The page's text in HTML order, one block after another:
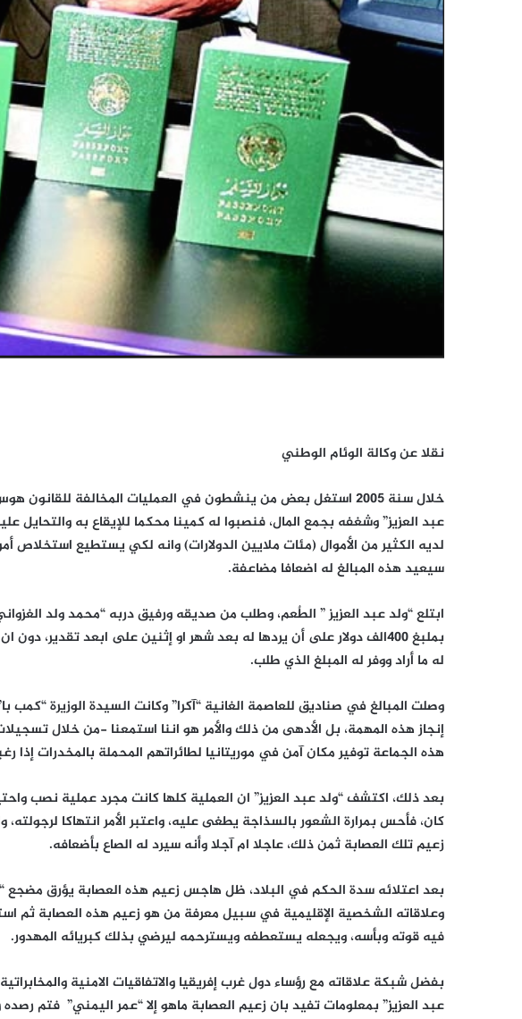
نقلا عن وكالة الوئام الوطني
خلال سنة 2005 استغل بعض من ينشطون في العمليات المخالفة
عبد العزيز” وشغفه بجمع المال، فنصبوا له كمينا محكما للإيقاع به
لديه الكثير من الأموال (مئات ملايين الدولارات) وانه لكي يستطيع استخلاص
سيعيد هذه المبالغ له اضعافا مضاعفة.
ابتلع “ولد عبد العزيز ” الطٌعم، وطلب من صديقه ورفيق دربه “محمد ولد
بملبغ 400الف دولار على أن يردها له بعد شهر او إثنين على ابعد تقدير،
له ما أراد ووفر له المبلغ الذي طلب.
وصلت المبالغ في صناديق للعاصمة الغانية “آكرا” وكانت السيدة الوزيرة
إنجاز هذه المهمة، بل الأدهى من ذلك والأمر هو اننا استمعنا -من خلال
هذه الجماعة توفير مكان آمن في موريتانيا لطائراتهم المحملة بالمخدرات إذا
بعد ذلك، اكتشف “ولد عبد العزيز” ان العملية كلها كانت مجرد عملية نصب
كان، فأحس بمرارة الشعور بالسذاجة يطغى عليه، واعتبر الأمر انتهاكا
زعيم تلك العصابة ثمن ذلك، عاجلا ام آجلا وأنه سيرد له الصاع بأضعافه.
بعد اعتلائه سدة الحكم في البلاد، ظل هاجس زعيم هذه العصابة يؤرق مضجع
وعلاقاته الشخصية الإقليمية في سبيل معرفة من هو زعيم هذه العصابة ثم
فيه قوته وبأسه، ويجعله يستعطفه ويسترحمه ليرضي بذلك كبريائه المهدور.
بفضل شبكة علاقاته مع رؤساء دول غرب إفريقيا والاتفاقيات الامنية
عبد العزيز” بمعلومات تفيد بان زعيم العصابة ماهو إلا “عمر اليمني” فتم